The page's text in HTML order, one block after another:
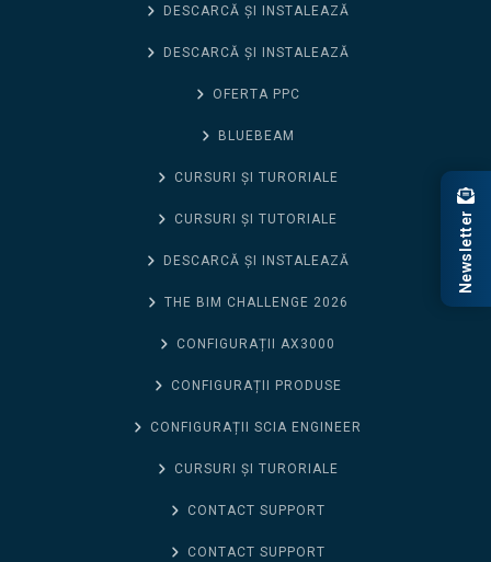
DESCARCĂ ȘI INSTALEAZĂ
DESCARCĂ ȘI INSTALEAZĂ
OFERTA PPC
BLUEBEAM
CURSURI ȘI TURORIALE
CURSURI ȘI TUTORIALE
DESCARCĂ ȘI INSTALEAZĂ
THE BIM CHALLENGE 2026
CONFIGURAȚII AX3000
CONFIGURAȚII PRODUSE
CONFIGURAȚII SCIA ENGINEER
CURSURI ȘI TURORIALE
CONTACT SUPPORT
CONTACT SUPPORT
Newsletter